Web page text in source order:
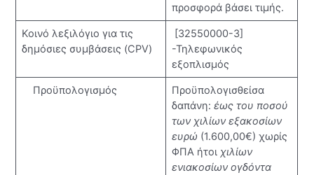
προσφορά βάσει τιμής.
Κοινό λεξιλόγιο για τις
δημόσιες συμβάσεις (CPV)
[32550000-3]
-Τηλεφωνικός
εξοπλισμός
Προϋπολογισμός
Προϋπολογισθείσα
δαπάνη: έως του ποσού
των χιλίων εξακοσίων
ευρώ (1.600,00€) χωρίς
ΦΠΑ ήτοι χιλίων
ενιακοσίων ογδόντα